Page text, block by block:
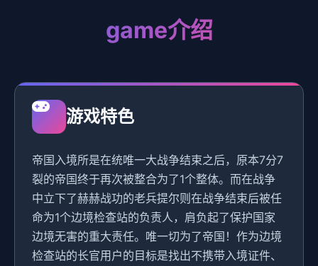
game介绍
游戏特色
帝国入境所是在统唯一大战争结束之后，原本7分7
裂的帝国终于再次被整合为了1个整体。而在战争
中立下了赫赫战功的老兵提尔则在战争结束后被任
命为1个边境检查站的负责人，肩负起了保护国家
边境无害的重大责任。唯一切为了帝国！作为边境
检查站的长官用户的目标是找出不携带入境证件、